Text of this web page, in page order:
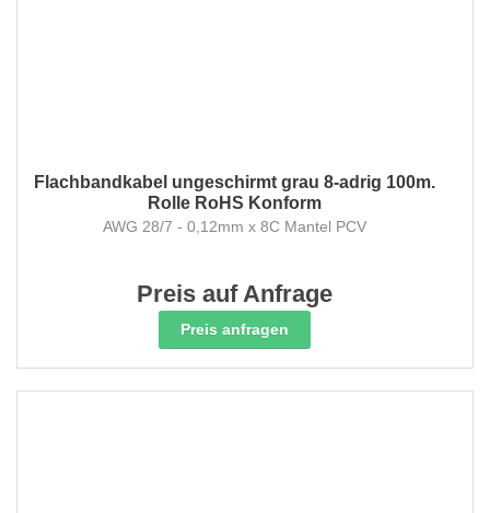
Flachbandkabel ungeschirmt grau 8-adrig 100m.
Rolle RoHS Konform
AWG 28/7 - 0,12mm x 8C Mantel PCV
Preis auf Anfrage
Preis anfragen